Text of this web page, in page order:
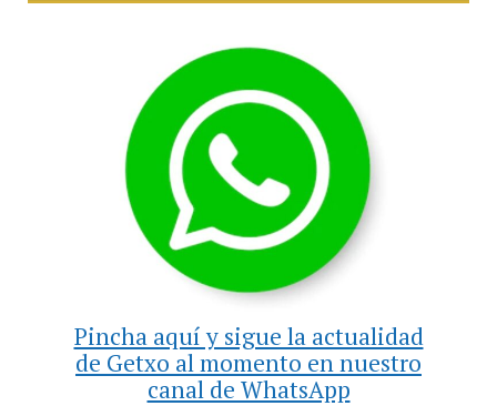
Pincha aquí y sigue la actualidad
de Getxo al momento en nuestro
canal de WhatsApp